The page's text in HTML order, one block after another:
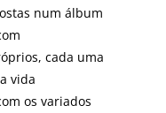
num álbum
cada uma
vida
os variados